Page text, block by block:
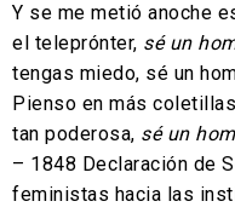
Y se me metió anoche
el teleprónter, sé un
tengas miedo, sé un
Pienso en más
tan poderosa, sé un
– 1848 Declaración de
feministas hacia las